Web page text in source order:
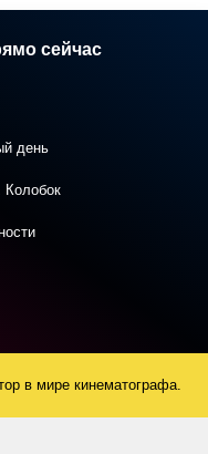
сейчас
день
Колобок
в мире кинематографа.